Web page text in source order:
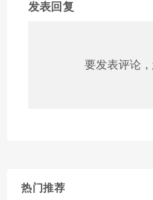
发表回复
要发表评论
热门推荐